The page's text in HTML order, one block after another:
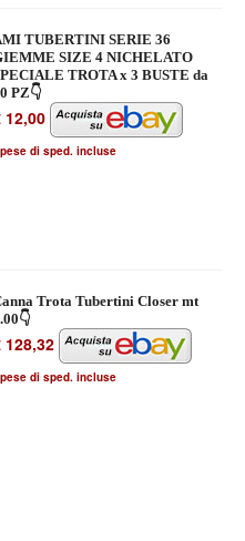
TUBERTINI SERIE 36
SIZE 4 NICHELATO
TROTA x 3 BUSTE da
PZ👇
12,00
di sped. incluse
Trota Tubertini Closer mt
128,32
di sped. incluse